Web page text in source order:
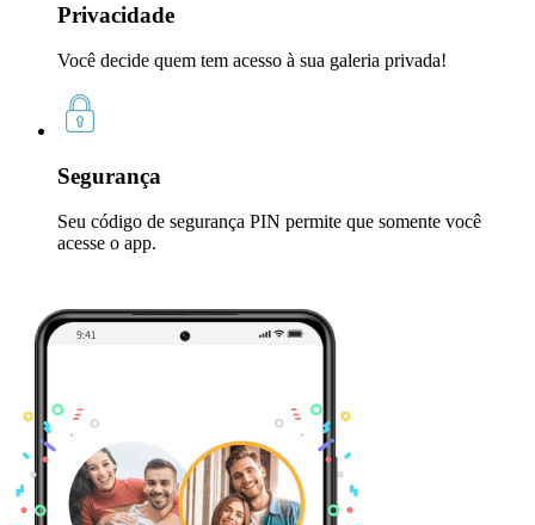
Privacidade
Você decide quem tem acesso à sua galeria privada!
Segurança
Seu código de segurança PIN permite que somente você
acesse o app.